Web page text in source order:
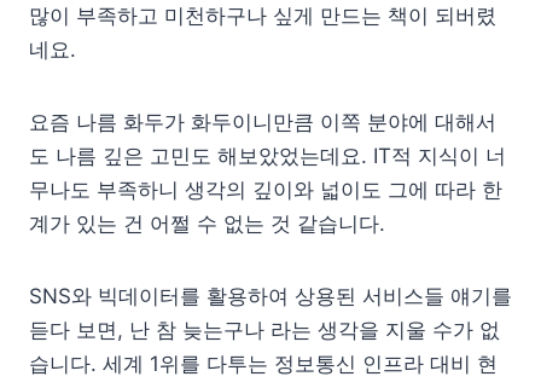
많이 부족하고 미천하구나 싶게 만드는 책이 되버렸
네요.
요즘 나름 화두가 화두이니만큼 이쪽 분야에 대해서
도 나름 깊은 고민도 해보았었는데요. IT적 지식이 너
무나도 부족하니 생각의 깊이와 넓이도 그에 따라 한
계가 있는 건 어쩔 수 없는 것 같습니다.
SNS와 빅데이터를 활용하여 상용된 서비스들 얘기를
듣다 보면, 난 참 늦는구나 라는 생각을 지울 수가 없
습니다. 세계 1위를 다투는 정보통신 인프라 대비 현